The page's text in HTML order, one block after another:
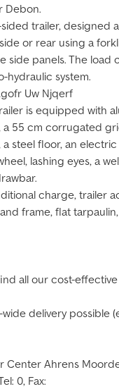
Debon.
trailer, designed
or rear using a
side panels. The
hydraulic system.
Uw Njqerf
is equipped with
a 55 cm corrugated
a steel floor, an
lashing eyes, a
charge, trailer
frame, flat
all our cost-
delivery possible
Center Ahrens
0, Fax: